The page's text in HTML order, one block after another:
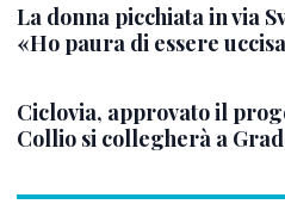
La donna picchiata in via
«Ho paura di essere
Ciclovia, approvato il
Collio si collegherà a